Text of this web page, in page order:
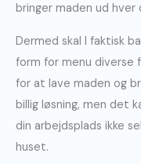
bringer maden ud hver
Dermed skal I faktisk
form for menu diverse
for at lave maden og
billig løsning, men det
din arbejdsplads ikke
huset.